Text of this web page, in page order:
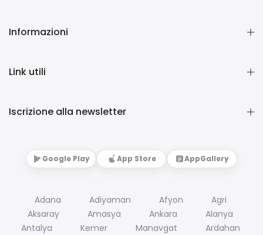
Informazioni
Link utili
Iscrizione alla newsletter
Google Play App Store AppGallery
Adana Adiyaman Afyon
Agri
Aksaray
Amasya Ankara
Alanya
Antalya
Kemer Manavgat Ardahan